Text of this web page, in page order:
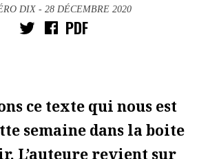
DIX - 28 DÉCEMBRE 2020
PDF
ce texte qui nous est
semaine dans la boite
L’auteure revient sur